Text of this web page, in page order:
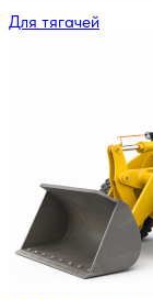
Для тягачей